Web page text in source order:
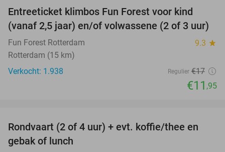
Entreeticket klimbos Fun Forest voor kind
(vanaf 2,5 jaar) en/of volwassene (2 of 3 uur)
Fun Forest Rotterdam 9.3 star
Rotterdam (15 km)
Verkocht: 1.938
Regulier €17
€11 ,95
61%
Rondvaart (2 of 4 uur) + evt. koffie/thee en
gebak of lunch